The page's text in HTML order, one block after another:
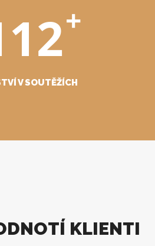
+
V SOUTĚŽÍCH
KLIENTI